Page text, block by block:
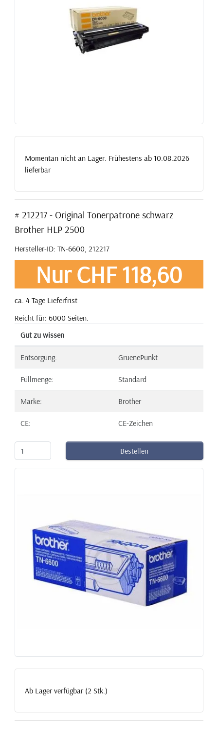
Momentan nicht an Lager. Frühestens ab 10.08.2026
lieferbar
# 212217 - Original Tonerpatrone schwarz
Brother HLP 2500
Hersteller-ID: TN-6600, 212217
Nur CHF 118,60
ca. 4 Tage Lieferfrist
Reicht für: 6000 Seiten.
Gut zu wissen
Entsorgung: GruenePunkt
Füllmenge: Standard
Marke: Brother
CE: CE-Zeichen
Bestellen
Ab Lager verfügbar (2 Stk.)